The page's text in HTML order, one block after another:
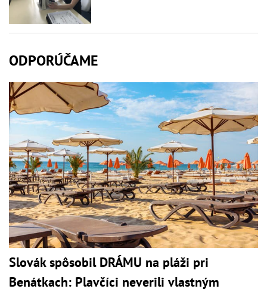
ODPORÚČAME
Slovák spôsobil DRÁMU na pláži pri
Benátkach: Plavčíci neverili vlastným